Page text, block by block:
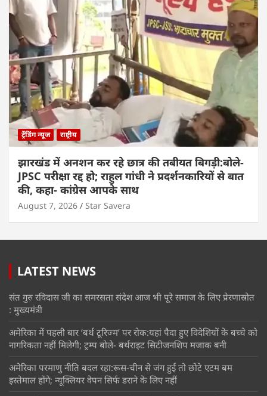
ट्रेंडिंग न्यूज राष्ट्रीय
झारखंड में अनशन कर रहे छात्र की तबीयत बिगड़ी:बोले-
JPSC परीक्षा रद्द हो; राहुल गांधी ने प्रदर्शनकारियों से बात
की, कहा- कांग्रेस आपके साथ
August 7, 2026 Star Savera
LATEST NEWS
संत गुरु रविदास जी का समरसता संदेश आज भी पूरे समाज के लिए प्रेरणास्रोत
: मुख्यमंत्री
अमेरिका में पहली बार ‘बर्थ टूरिज्म’ पर रोक:यहां पैदा हुए विदेशियों के बच्चे को
नागरिकता नहीं मिलेगी; ट्रम्प बोले- बर्थराइट सिटीजनशिप मजाक बनी
अमेरिका परमाणु नीति बदल रहा:रूस-चीन से जंग हुई तो छोटे एटम बम
इस्तेमाल होंगे; न्यूक्लियर वेपन सिर्फ डराने के लिए नहीं